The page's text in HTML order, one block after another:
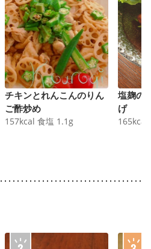
チキンとれんこんのりん
ご酢炒め
157kcal 食塩 1.1 g
塩麹の
げ
165kcal